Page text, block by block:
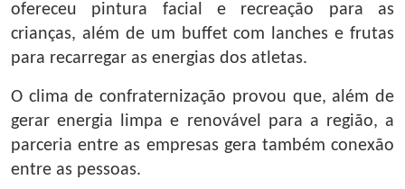
ofereceu pintura facial e recreação para as
crianças, além de um buffet com lanches e frutas
para recarregar as energias dos atletas.
O clima de confraternização provou que, além de
gerar energia limpa e renovável para a região, a
parceria entre as empresas gera também conexão
entre as pessoas.